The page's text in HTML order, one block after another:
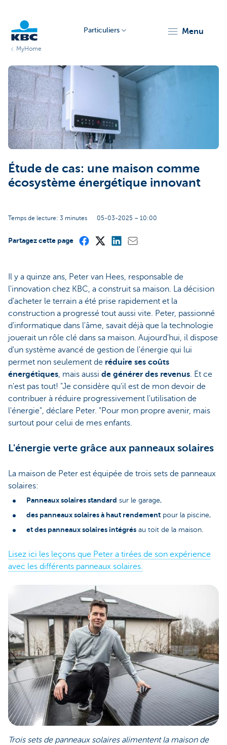
Particuliers menu
MyHome
Étude de cas: une maison comme
écosystème énergétique innovant
Temps de lecture: 3 minutes 05-03-2025 – 10:00
Partagez cette page
Il y a quinze ans, Peter van Hees, responsable de
l'innovation chez KBC, a construit sa maison. La décision
d'acheter le terrain a été prise rapidement et la
construction a progressé tout aussi vite. Peter, passionné
d'informatique dans l'âme, savait déjà que la technologie
jouerait un rôle clé dans sa maison. Aujourd'hui, il dispose
d'un système avancé de gestion de l'énergie qui lui
permet non seulement de réduire ses coûts
énergétiques, mais aussi de générer des revenus. Et ce
n'est pas tout! "Je considère qu'il est de mon devoir de
contribuer à réduire progressivement l'utilisation de
l'énergie", déclare Peter. "Pour mon propre avenir, mais
surtout pour celui de mes enfants.
L'énergie verte grâce aux panneaux solaires
La maison de Peter est équipée de trois sets de panneaux
solaires:
Panneaux solaires standard sur le garage,
des panneaux solaires à haut rendement pour la piscine,
et des panneaux solaires intégrés au toit de la maison.
Lisez ici les leçons que Peter a tirées de son expérience
avec les différents panneaux solaires.
Trois sets de panneaux solaires alimentent la maison de